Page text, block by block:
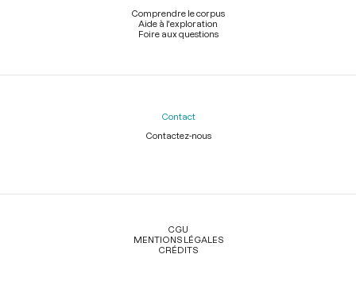
Comprendre le corpus
Aide à l'exploration
Foire aux questions
Contact
Contactez-nous
Légal
CGU
MENTIONS LÉGALES
CRÉDITS